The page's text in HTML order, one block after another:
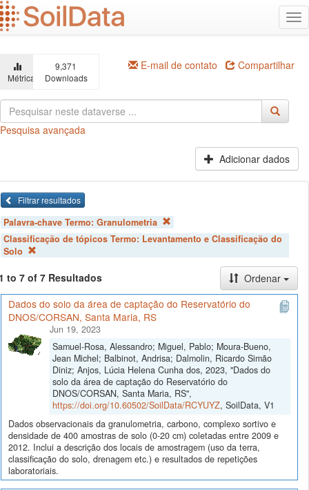
Ir
para
o
principal
Métricas
9,371
Downloads
E-mail de contato Compartilhar
Pesquisa avançada
Adicionar dados
Filtrar resultados
Palavra-chave Termo: Granulometria
Classificação de tópicos Termo: Levantamento e Classificação do
Solo
to 7 of 7 Resultados
Ordenar
Dados do solo da área de captação do Reservatório do
DNOS/CORSAN, Santa Maria, RS
Jun 19, 2023
Samuel-Rosa, Alessandro; Miguel, Pablo; Moura-Bueno,
Jean Michel; Balbinot, Andrisa; Dalmolin, Ricardo Simão
Diniz; Anjos, Lúcia Helena Cunha dos, 2023, "Dados do
solo da área de captação do Reservatório do
DNOS/CORSAN, Santa Maria, RS",
https://doi.org/10.60502/SoilData/RCYUYZ, SoilData, V1
Dados observacionais da granulometria, carbono, complexo sortivo e
densidade de 400 amostras de solo (0-20 cm) coletadas entre 2009 e
2012. Inclui a descrição dos locais de amostragem (uso da terra,
classificação do solo, drenagem etc.) e resultados de repetições
laboratoriais.